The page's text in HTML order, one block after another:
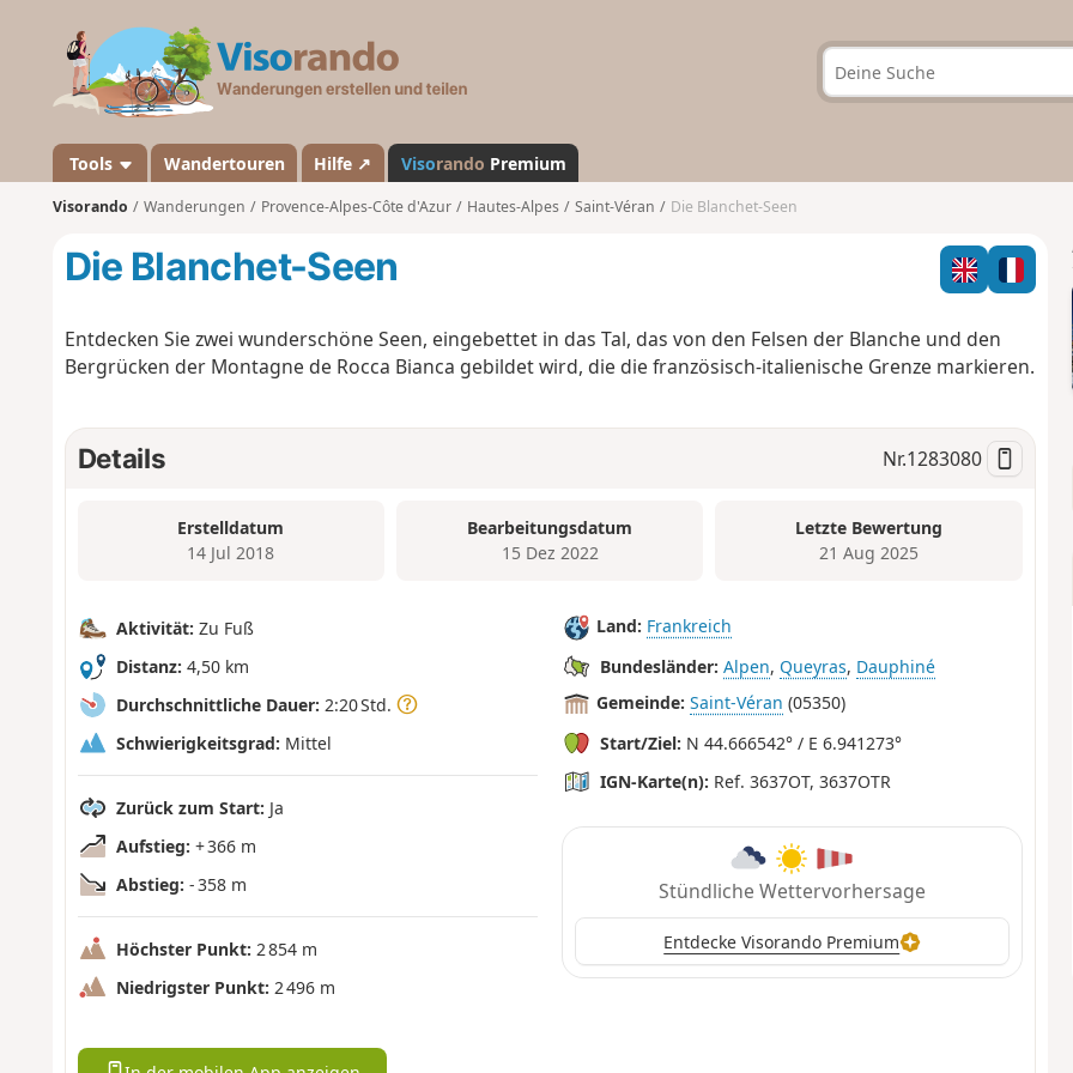
a
n
d
Tools Wandertouren Hilfe ↗ Visorando Premium
Visorando Wanderungen Provence-Alpes-Côte d'Azur Hautes-Alpes Saint-Véran Die Blanchet-Seen
Die Blanchet-Seen
Entdecken Sie zwei wunderschöne Seen, eingebettet in das Tal, das von den Felsen der Blanche und den
Bergrücken der Montagne de Rocca Bianca gebildet wird, die die französisch-italienische Grenze markieren.
Details Nr.1283080
Erstelldatum
14 Jul 2018
Bearbeitungsdatum
15 Dez 2022
Letzte Bewertung
21 Aug 2025
Aktivität: Zu Fuß
Distanz: 4,50 km
Durchschnittliche Dauer: 2:20 Std.
Schwierigkeitsgrad: Mittel
Zurück zum Start: Ja
Aufstieg: + 366 m
Abstieg: - 358 m
Höchster Punkt: 2 854 m
Niedrigster Punkt: 2 496 m
Land: Frankreich
Bundesländer: Alpen, Queyras, Dauphiné
Gemeinde: Saint-Véran (05350)
Start/Ziel: N 44.666542° / E 6.941273°
IGN-Karte(n): Ref. 3637OT, 3637OTR
Stündliche Wettervorhersage
Entdecke Visorando Premium